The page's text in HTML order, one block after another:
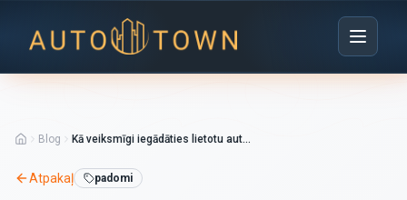
Blog Kā veiksmīgi iegādāties lietotu auto Rīgā un izmantot auto līzingu maksimālam labumam: Autotown ceļvedis
Atpakaļ padomi